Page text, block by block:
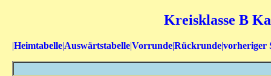
Kreisklasse B
|Heimtabelle|Auswärtstabelle|Vorrunde|Rückrunde|vorheriger